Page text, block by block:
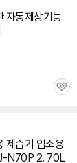
자동제상기능
관
제습기 업소용
N70P 2. 70L